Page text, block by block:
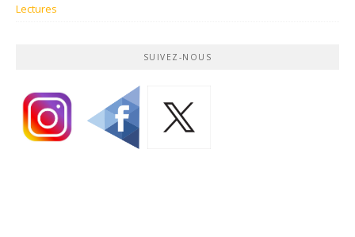
Lectures
SUIVEZ-NOUS